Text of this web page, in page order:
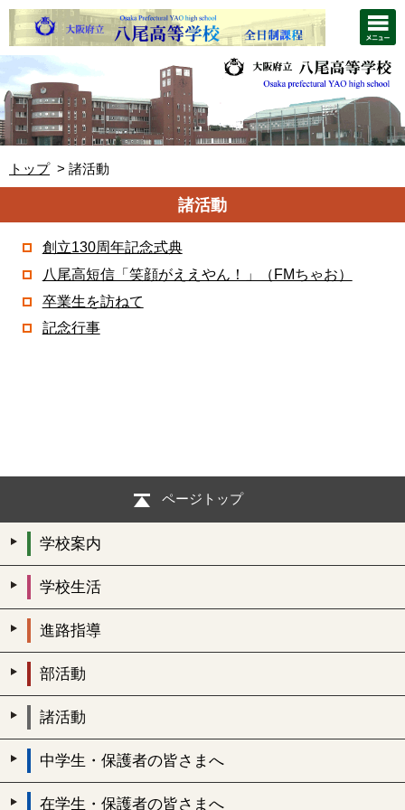
トップ 諸活動
諸活動
創立130周年記念式典
八尾高短信「笑顔がええやん！」（FMちゃお）
卒業生を訪ねて
記念行事
ページトップ
学校案内
学校生活
進路指導
部活動
諸活動
中学生・保護者の皆さまへ
在学生・保護者の皆さまへ